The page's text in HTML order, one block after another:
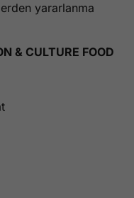
yararlanma
& CULTURE FOOD